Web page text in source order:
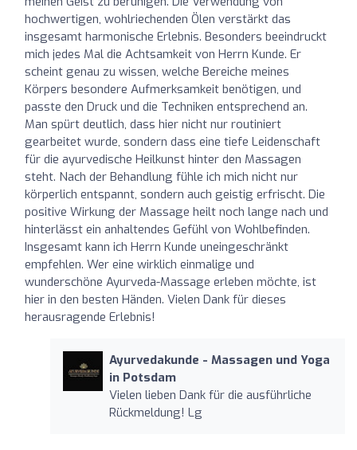
hochwertigen, wohlriechenden Ölen verstärkt das
insgesamt harmonische Erlebnis. Besonders beeindruckt
mich jedes Mal die Achtsamkeit von Herrn Kunde. Er
scheint genau zu wissen, welche Bereiche meines
Körpers besondere Aufmerksamkeit benötigen, und
passte den Druck und die Techniken entsprechend an.
Man spürt deutlich, dass hier nicht nur routiniert
gearbeitet wurde, sondern dass eine tiefe Leidenschaft
für die ayurvedische Heilkunst hinter den Massagen
steht. Nach der Behandlung fühle ich mich nicht nur
körperlich entspannt, sondern auch geistig erfrischt. Die
positive Wirkung der Massage heilt noch lange nach und
hinterlässt ein anhaltendes Gefühl von Wohlbefinden.
Insgesamt kann ich Herrn Kunde uneingeschränkt
empfehlen. Wer eine wirklich einmalige und
wunderschöne Ayurveda-Massage erleben möchte, ist
hier in den besten Händen. Vielen Dank für dieses
herausragende Erlebnis!
Ayurvedakunde - Massagen und Yoga
in Potsdam
Vielen lieben Dank für die ausführliche
Rückmeldung! ️Lg